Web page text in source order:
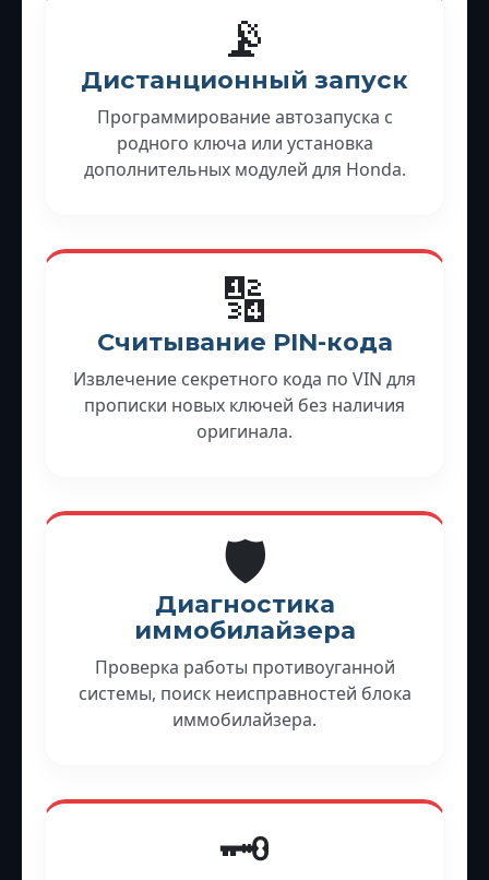
📡
Дистанционный запуск
Программирование автозапуска с
родного ключа или установка
дополнительных модулей для Honda.
🔢
Считывание PIN-кода
Извлечение секретного кода по VIN для
прописки новых ключей без наличия
оригинала.
🛡️
Диагностика
иммобилайзера
Проверка работы противоуганной
системы, поиск неисправностей блока
иммобилайзера.
🗝️